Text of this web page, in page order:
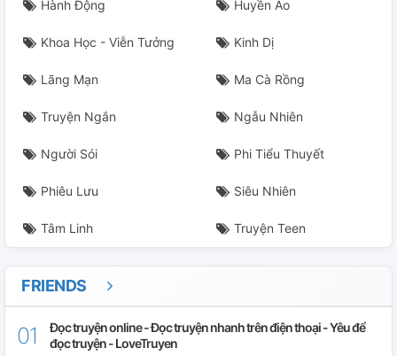
Hành Động Huyền Ảo
Khoa Học - Viễn Tưởng Kinh Dị
Lãng Mạn Ma Cà Rồng
Truyện Ngắn Ngẫu Nhiên
Người Sói Phi Tiểu Thuyết
Phiêu Lưu Siêu Nhiên
Tâm Linh Truyện Teen
FRIENDS
Đọc truyện online - Đọc truyện nhanh trên điện thoại - Yêu để
đọc truyện - LoveTruyen